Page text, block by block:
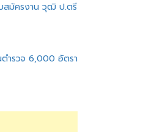
สมัครงาน วุฒิ ป.ตรี
ำรวจ 6,000 อัตรา